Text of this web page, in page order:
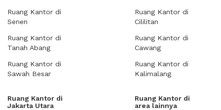
Ruang Kantor di
Senen
Ruang Kantor di
Tanah Abang
Ruang Kantor di
Sawah Besar
Ruang Kantor di
Cililitan
Ruang Kantor di
Cawang
Ruang Kantor di
Kalimalang
Ruang Kantor di
Jakarta Utara
Ruang Kantor di
area lainnya